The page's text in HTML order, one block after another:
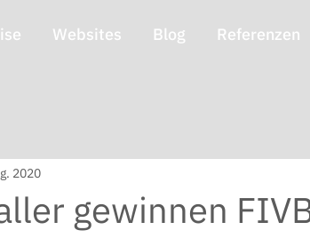
Websites Blog Referenzen
gewinnen
2020